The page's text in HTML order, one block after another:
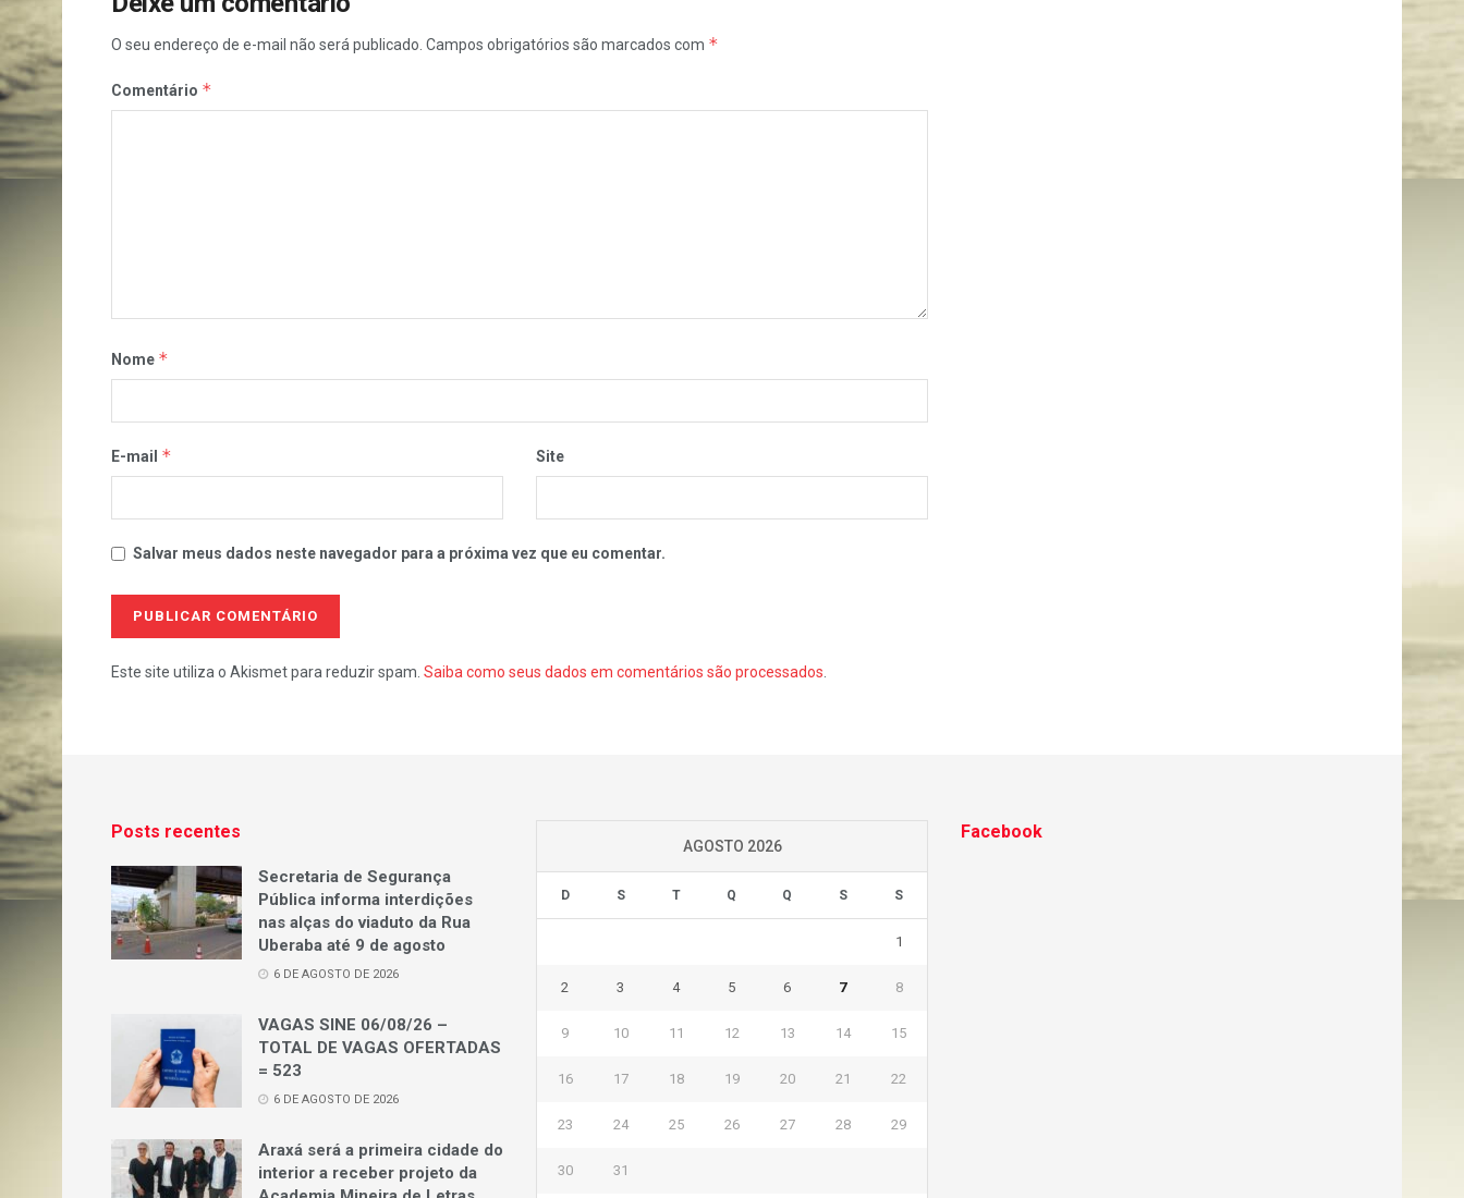
O seu endereço de e-mail não será publicado. Campos obrigatórios são marcados com *
Comentário *
Nome *
E-mail * Site
Salvar meus dados neste navegador para a próxima vez que eu comentar.
Este site utiliza o Akismet para reduzir spam. Saiba como seus dados em comentários são processados.
Posts recentes
Secretaria de Segurança
Pública informa interdições
nas alças do viaduto da Rua
Uberaba até 9 de agosto
6 DE AGOSTO DE 2026
VAGAS SINE 06/08/26 –
TOTAL DE VAGAS OFERTADAS
= 523
6 DE AGOSTO DE 2026
Araxá será a primeira cidade do
interior a receber projeto da
AGOSTO 2026
D S T Q Q S S
1
2 3 4 5 6 7 8
9 10 11 12 13 14 15
16 17 18 19 20 21 22
23 24 25 26 27 28 29
30 31
Facebook